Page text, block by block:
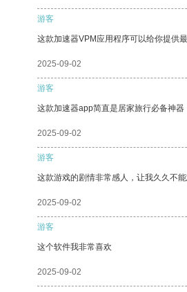
游客
这款加速器VPM应用程序可以给你提供
2025-09-02
游客
这款加速器app简直是居家旅行必备神
2025-09-02
游客
这款游戏的剧情非常感人，让我久久不能
2025-09-02
游客
这个软件我非常喜欢
2025-09-02